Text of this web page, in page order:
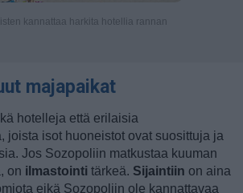
kannattaa harkita hotellia rannan
majapaikat
hotelleja että erilaisia
joista isot huoneistot ovat suosittuja ja
Jos Sozopoliin matkustaa kuuman
on ilmastointi tärkeä. Sijaintiin on aina
eikä Sozopoliin ole kannattavaa